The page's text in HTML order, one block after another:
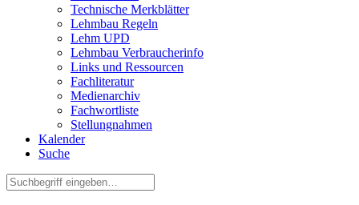
Technische Merkblätter
Lehmbau Regeln
Lehm UPD
Lehmbau Verbraucherinfo
Links und Ressourcen
Fachliteratur
Medienarchiv
Fachwortliste
Stellungnahmen
Kalender
Suche